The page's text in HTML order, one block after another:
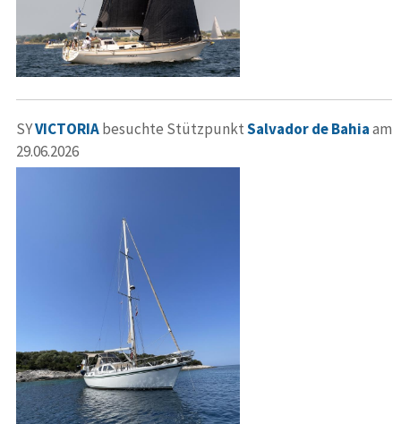
SYVICTORIAbesuchte StützpunktSalvador de Bahiaam
29.06.2026